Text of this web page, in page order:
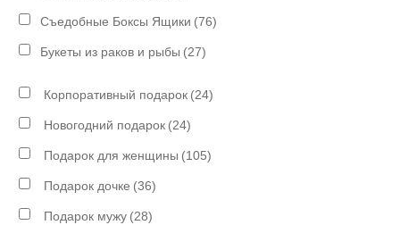
Съедобные Боксы Ящики (76)
Букеты из раков и рыбы (27)
Корпоративный подарок (24)
Новогодний подарок (24)
Подарок для женщины (105)
Подарок дочке (36)
Подарок мужу (28)